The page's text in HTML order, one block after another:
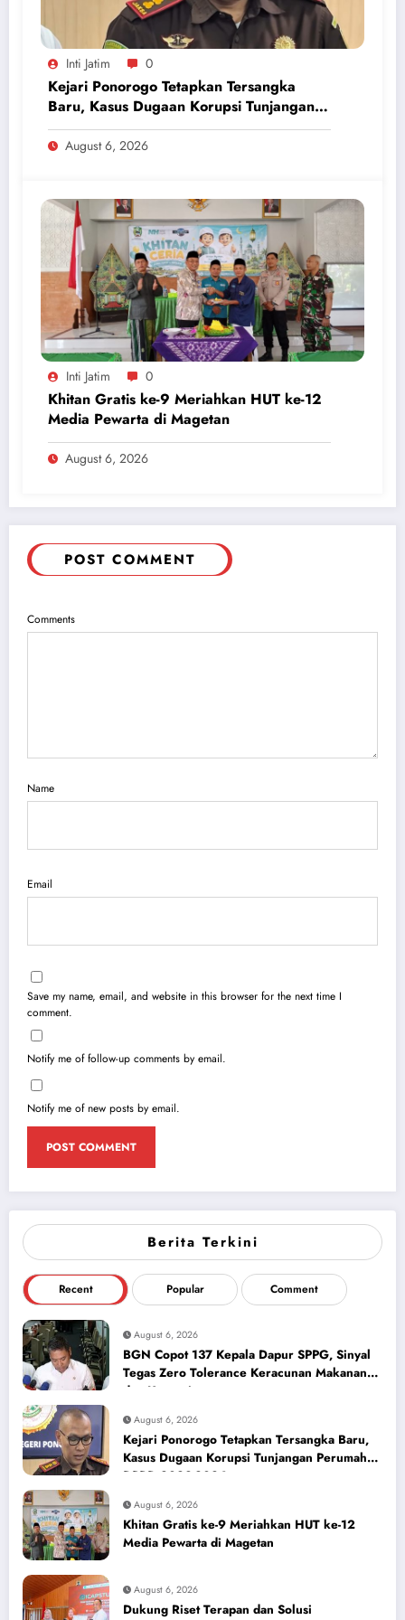
Berita Terkini
Recent Popular Comment
August 6, 2026
BGN Copot 137 Kepala Dapur SPPG, Sinyal
Tegas Zero Tolerance Keracunan Makanan
dan Korupsi
August 6, 2026
Kejari Ponorogo Tetapkan Tersangka Baru,
Kasus Dugaan Korupsi Tunjangan Perumahan
DPRD 2023-2026
August 6, 2026
Khitan Gratis ke-9 Meriahkan HUT ke-12
Media Pewarta di Magetan
August 6, 2026
Dukung Riset Terapan dan Solusi
Inti Jatim 0
Kejari Ponorogo Tetapkan Tersangka
Baru, Kasus Dugaan Korupsi Tunjangan
Perumahan DPRD 2023-2026
August 6, 2026
Inti Jatim 0
Khitan Gratis ke-9 Meriahkan HUT ke-12
Media Pewarta di Magetan
August 6, 2026
POST COMMENT
Comments
Name
Email
Save my name, email, and website in this browser for the next time I
comment.
Notify me of follow-up comments by email.
Notify me of new posts by email.